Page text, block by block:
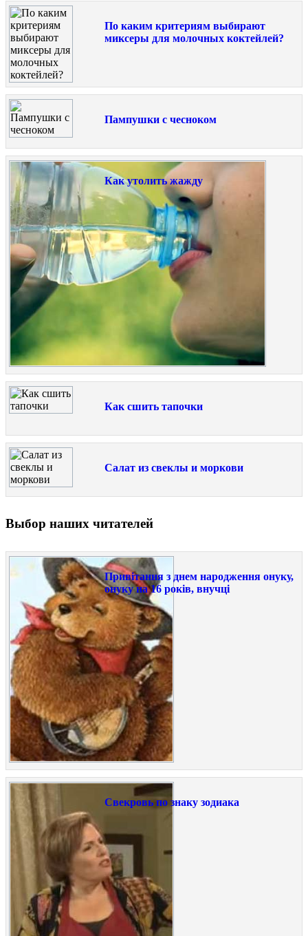
По каким критериям выбирают
миксеры для молочных коктейлей?
Пампушки с чесноком
Как утолить жажду
Как сшить тапочки
Салат из свеклы и моркови
Выбор наших читателей
Привітання з днем народження онуку,
онуку на 16 років, внучці
Свекровь по знаку зодиака